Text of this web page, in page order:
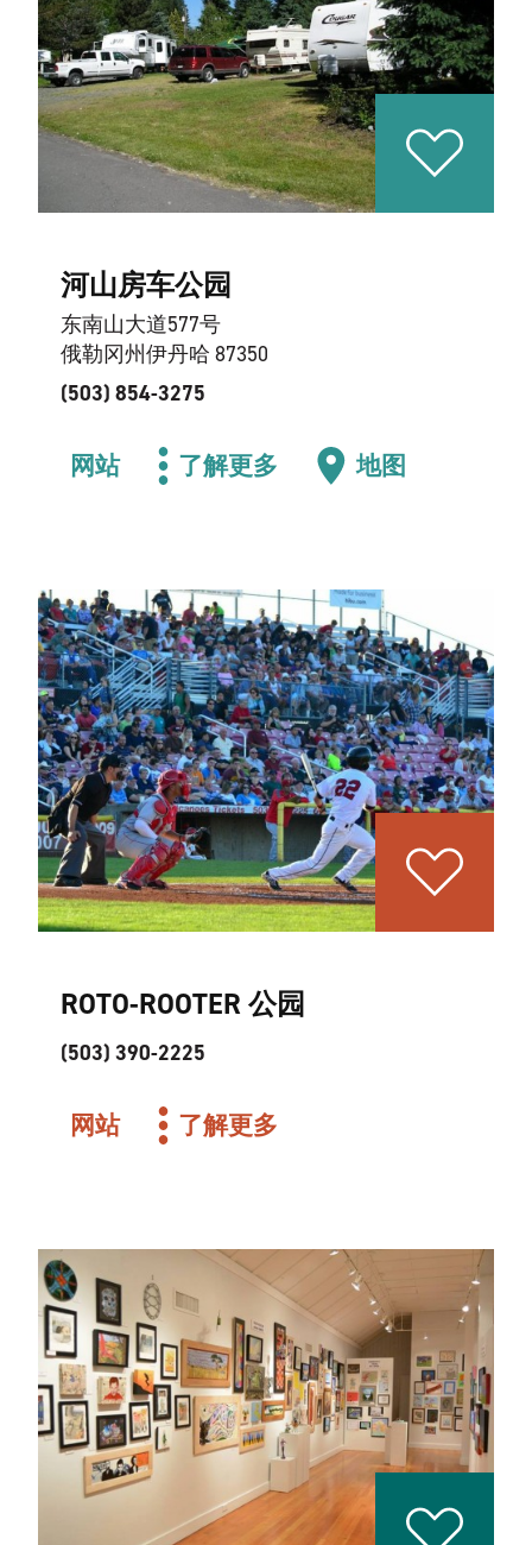
河山房车公园
东南山大道577号
俄勒冈州伊丹哈 87350
(503) 854-3275
网站 了解更多 地图
ROTO-ROOTER 公园
(503) 390-2225
网站 了解更多